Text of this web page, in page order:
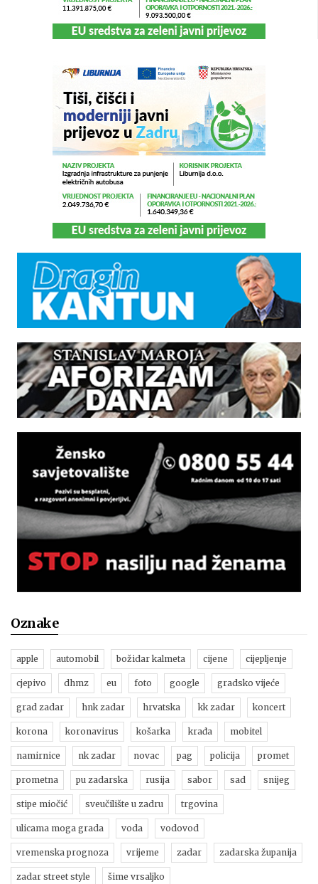
Oznake
apple automobil božidar kalmeta cijene cijepljenje
cjepivo dhmz eu foto google gradsko vijeće
grad zadar hnk zadar hrvatska kk zadar koncert
korona koronavirus košarka krađa mobitel
namirnice nk zadar novac pag policija promet
prometna pu zadarska rusija sabor sad snijeg
stipe miočić sveučilište u zadru trgovina
ulicama moga grada voda vodovod
vremenska prognoza vrijeme zadar zadarska županija
zadar street style šime vrsaljko